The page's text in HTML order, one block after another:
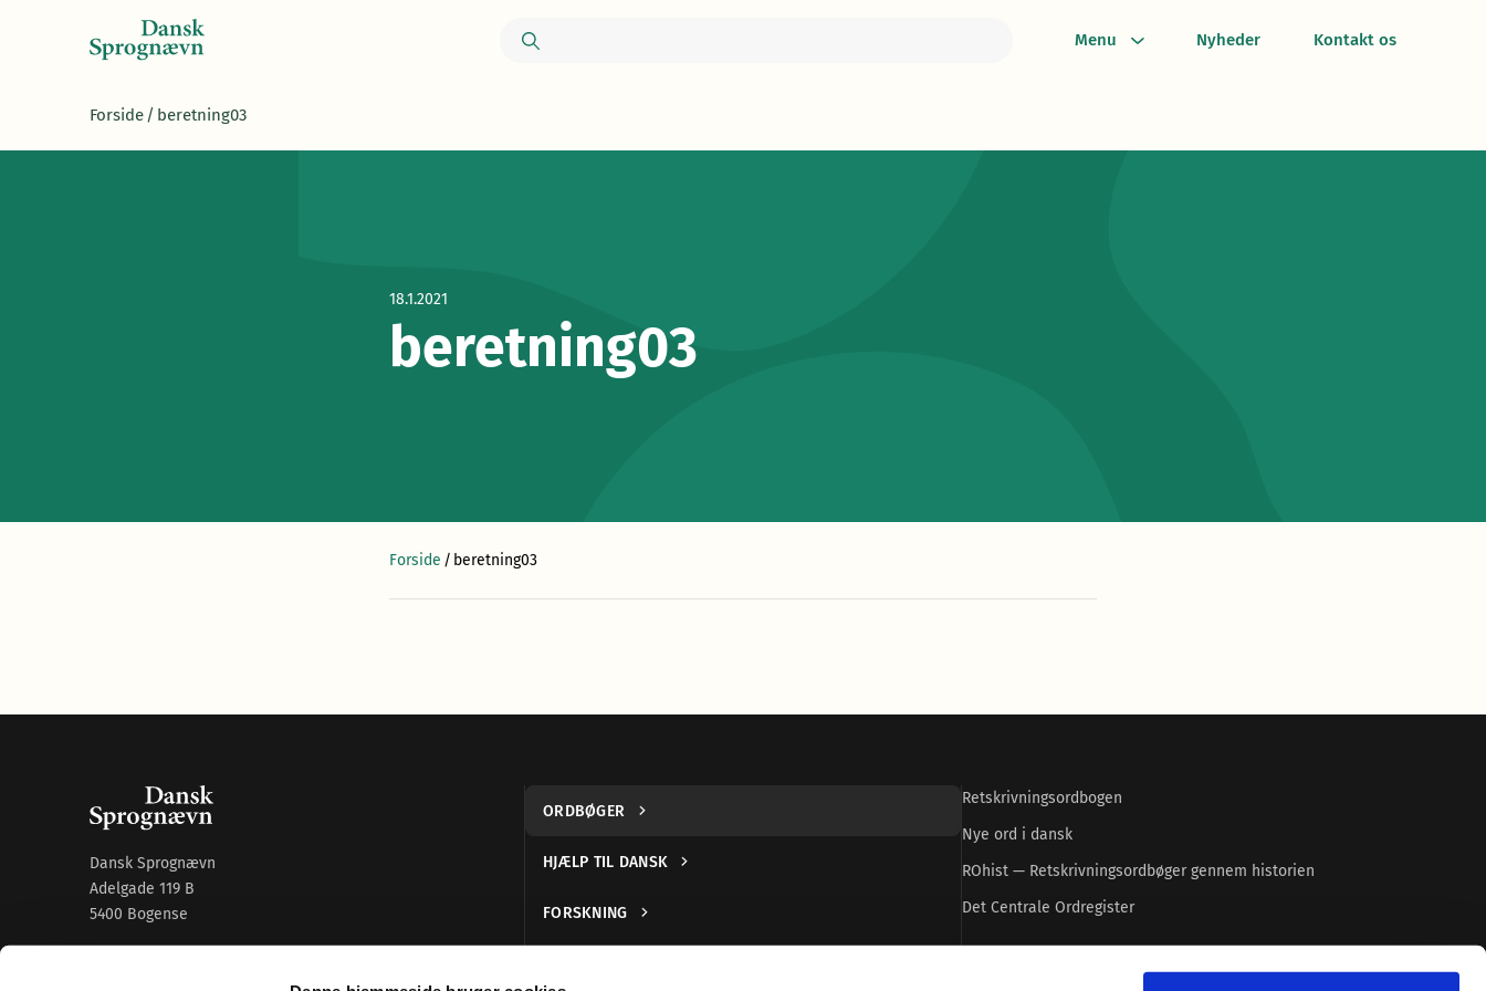
Menu Nyheder Kontakt os
Forside / beretning03
18.1.2021
beretning03
Forside / beretning03
Dansk Sprognævn
Adelgade 119 B
5400 Bogense
ORDBØGER
HJÆLP TIL DANSK
FORSKNING
Retskrivningsordbogen
Nye ord i dansk
ROhist — Retskrivningsordbøger gennem historien
Det Centrale Ordregister